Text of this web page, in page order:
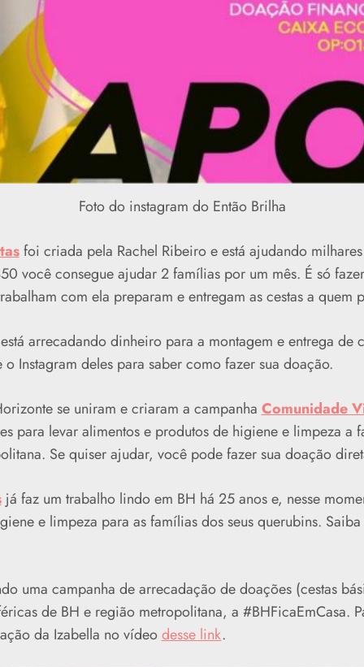
Foto do instagram do Então Brilha
foi criada pela Rachel Ribeiro e está ajudando
você consegue ajudar 2 famílias por um mês. É só
com ela preparam e entregam as cestas a quem
arrecadando dinheiro para a montagem e entrega de
Instagram deles para saber como fazer sua doação.
se uniram e criaram a campanhaComunidade
para levar alimentos e produtos de higiene e limpeza a
Se quiser ajudar, você pode fazer sua doação
já faz um trabalho lindo em BH há 25 anos e, nesse
e limpeza para as famílias dos seus querubins.
uma campanha de arrecadação de doações (cestas
de BH e região metropolitana, a #BHFicaEmCasa.
da Izabella no vídeodesse link.